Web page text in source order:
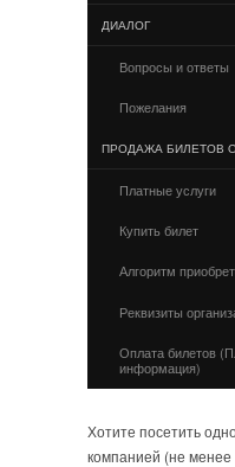
ДИАЛОГ
Вопросы и ответы
Пожелания
ПРОДАЖА БИЛЕТОВ
Платные услуги
Купить билет
Алгоритм
Реквизиты
Оплата билетов
информация)
Хотите посетить
компанией (не менее